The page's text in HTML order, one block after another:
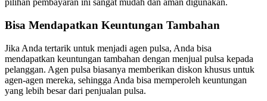
pilihan pembayaran ini sangat mudah dan aman digunakan.
Bisa Mendapatkan Keuntungan Tambahan
Jika Anda tertarik untuk menjadi agen pulsa, Anda bisa
mendapatkan keuntungan tambahan dengan menjual pulsa kepada
pelanggan. Agen pulsa biasanya memberikan diskon khusus untuk
agen-agen mereka, sehingga Anda bisa memperoleh keuntungan
yang lebih besar dari penjualan pulsa.